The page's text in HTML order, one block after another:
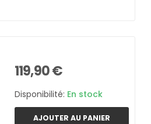
119,90 €
Disponibilité: En stock
AJOUTER AU PANIER